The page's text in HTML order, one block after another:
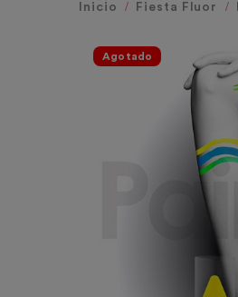
Inicio Fiesta Fluor
Agotado